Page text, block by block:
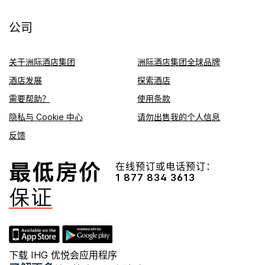
公司
关于洲际酒店集团
洲际酒店集团全球品牌
酒店发展
探索酒店
需要帮助？
使用条款
隐私与 Cookie 中心
请勿出售我的个人信息
反馈
在线预订或电话预订：
1 877 834 3613
下载 IHG 优悦会应用程序